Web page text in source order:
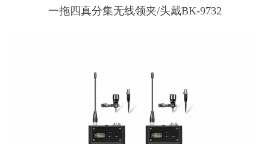
一拖四真分集无线领夹/头戴BK-9732